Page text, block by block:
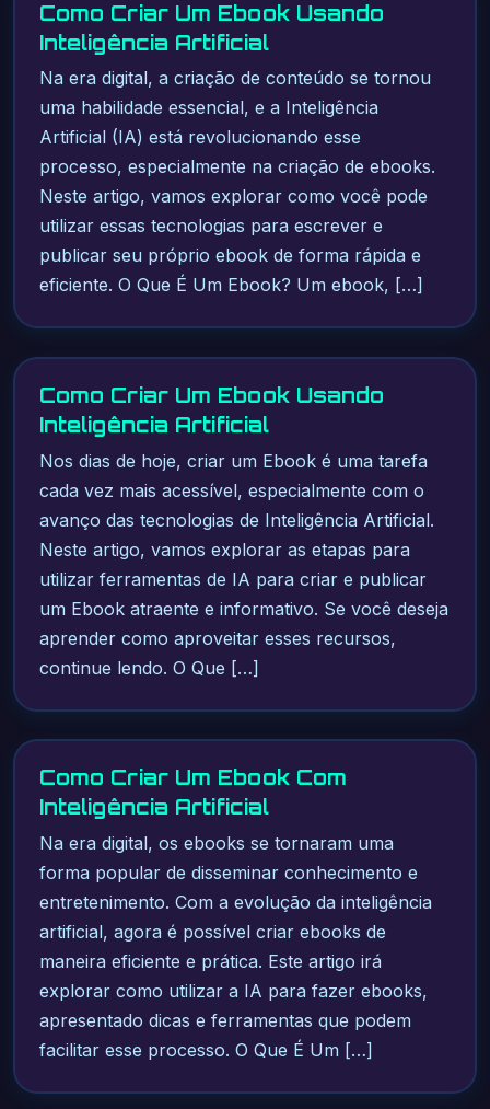
Como Criar Um Ebook Usando
Inteligência Artificial
Na era digital, a criação de conteúdo se tornou
uma habilidade essencial, e a Inteligência
Artificial (IA) está revolucionando esse
processo, especialmente na criação de ebooks.
Neste artigo, vamos explorar como você pode
utilizar essas tecnologias para escrever e
publicar seu próprio ebook de forma rápida e
eficiente. O Que É Um Ebook? Um ebook, […]
Como Criar Um Ebook Usando
Inteligência Artificial
Nos dias de hoje, criar um Ebook é uma tarefa
cada vez mais acessível, especialmente com o
avanço das tecnologias de Inteligência Artificial.
Neste artigo, vamos explorar as etapas para
utilizar ferramentas de IA para criar e publicar
um Ebook atraente e informativo. Se você deseja
aprender como aproveitar esses recursos,
continue lendo. O Que […]
Como Criar Um Ebook Com
Inteligência Artificial
Na era digital, os ebooks se tornaram uma
forma popular de disseminar conhecimento e
entretenimento. Com a evolução da inteligência
artificial, agora é possível criar ebooks de
maneira eficiente e prática. Este artigo irá
explorar como utilizar a IA para fazer ebooks,
apresentado dicas e ferramentas que podem
facilitar esse processo. O Que É Um […]